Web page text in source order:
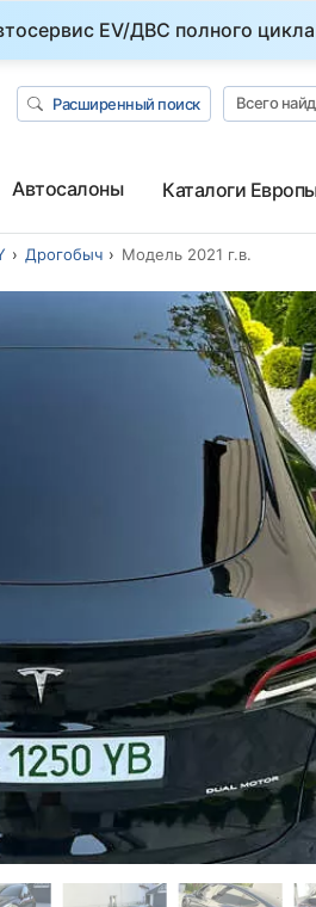
EV/ДВС полного
Расширенный поиск Всего
Автосалоны Каталоги
Дрогобыч Модель 2021 г.в.